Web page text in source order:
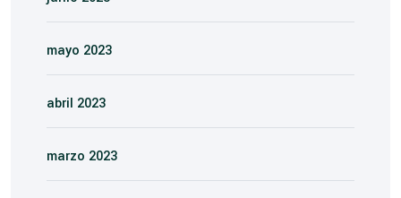
mayo 2023
abril 2023
marzo 2023